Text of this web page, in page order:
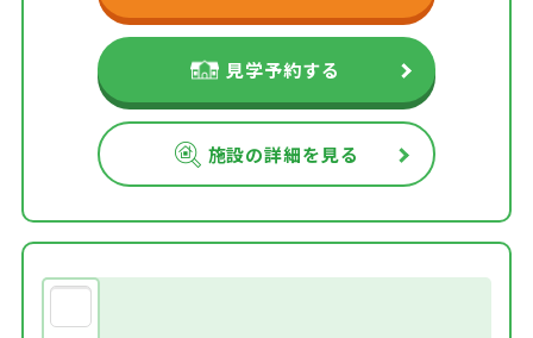
見学予約する
施設の詳細を見る